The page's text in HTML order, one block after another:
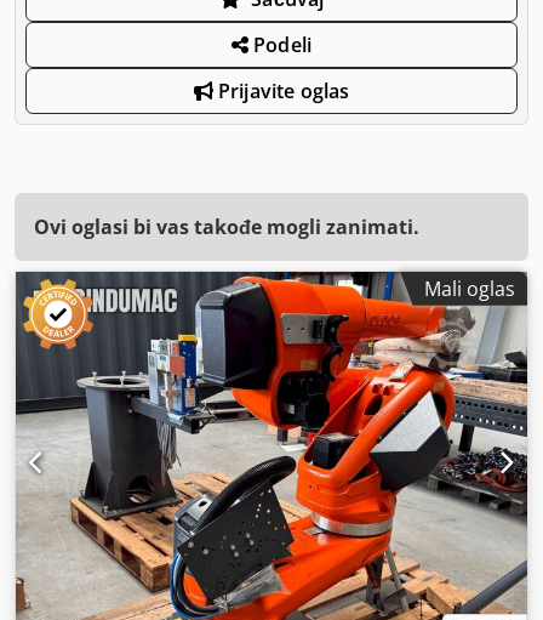
Podeli
Prijavite oglas
Ovi oglasi bi vas takođe mogli zanimati.
Mali oglas